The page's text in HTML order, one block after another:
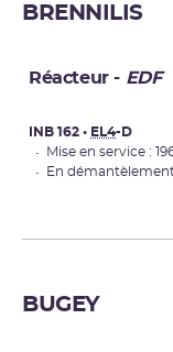
BRENNILIS
Réacteur - EDF
INB 162 • EL4-D
• Mise en service :
• En
BUGEY